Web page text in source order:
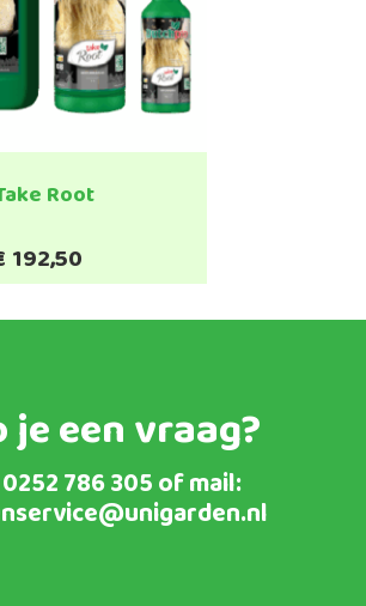
Root
192,50Prijsklasse:
€22,25
tot
je een vraag?
0252 786 305of mail: